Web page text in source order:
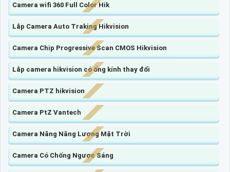
Camera wifi 360 Full Color Hik
Lắp Camera Auto Traking Hikvision
Camera Chip Progressive Scan CMOS Hikvision
Lắp camera hikvision có ống kính thay đổi
Camera PTZ hikvision
Camera PtZ Vantech
Camera Năng Năng Lượng Mặt Trời
Camera Có Chống Ngược Sáng